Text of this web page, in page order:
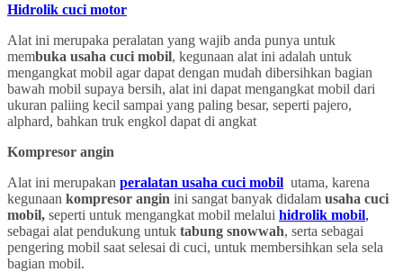
Hidrolik cuci motor
Alat ini merupaka peralatan yang wajib anda punya untuk
membuka usaha cuci mobil, kegunaan alat ini adalah untuk
mengangkat mobil agar dapat dengan mudah dibersihkan bagian
bawah mobil supaya bersih, alat ini dapat mengangkat mobil dari
ukuran paliing kecil sampai yang paling besar, seperti pajero,
alphard, bahkan truk engkol dapat di angkat
Kompresor angin
Alat ini merupakan peralatan usaha cuci mobil utama, karena
kegunaan kompresor angin ini sangat banyak didalam usaha cuci
mobil, seperti untuk mengangkat mobil melalui hidrolik mobil,
sebagai alat pendukung untuk tabung snowwah, serta sebagai
pengering mobil saat selesai di cuci, untuk membersihkan sela sela
bagian mobil.